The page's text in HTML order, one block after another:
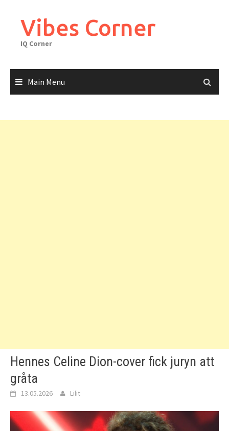
contentVibes Corner
IQ Corner
Main Menu
Hennes Celine Dion-cover fick juryn att
gråta
13.05.2026 Lilit